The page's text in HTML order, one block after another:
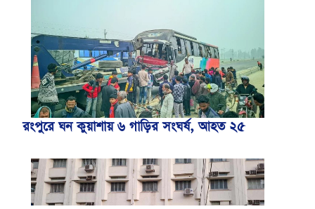
রংপুরে ঘন কুয়াশায় ৬ গাড়ির সংঘর্ষ, আহত ২৫